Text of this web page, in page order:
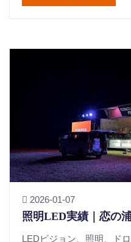
2026-01-07
照明LED実績｜恋の
LEDビジョン、照明、ド